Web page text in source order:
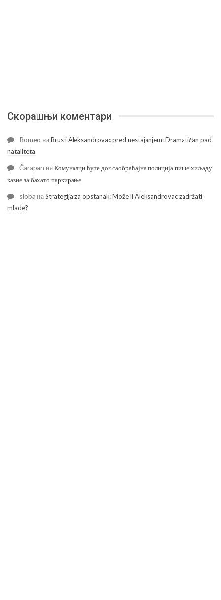
Скорашњи коментари
Romeo наBrus i Aleksandrovac pred nestajanjem: Dramatičan pad
nataliteta
Čarapan наКомуналци ћуте док саобраћајна полиција пише хиљаду
казне за бахато паркирање
sloba наStrategija za opstanak: Može li Aleksandrovac zadržati
mlade?